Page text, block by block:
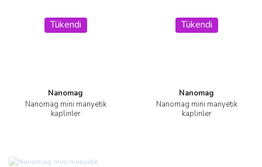
Tükendi
Nanomag
Nanomag mini manyetik
kaplinler
Tükendi
Nanomag
Nanomag mini manyetik
kaplinler